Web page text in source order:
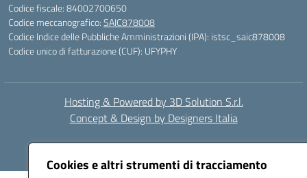
Cookies e altri strumenti di tracciamento
Codice fiscale: 84002700650
Codice meccanografico:SAIC878008
Codice Indice delle Pubbliche Amministrazioni (IPA): istsc_saic878008
Codice unico di fatturazione (CUF): UFYPHY
Hosting & Powered by 3D Solution S.r.l.
Concept & Design by Designers Italia